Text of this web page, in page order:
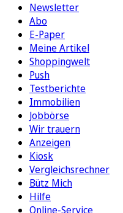
Newsletter
Abo
E-Paper
Meine Artikel
Shoppingwelt
Push
Testberichte
Immobilien
Jobbörse
Wir trauern
Anzeigen
Kiosk
Vergleichsrechner
Bütz Mich
Hilfe
Online-Service